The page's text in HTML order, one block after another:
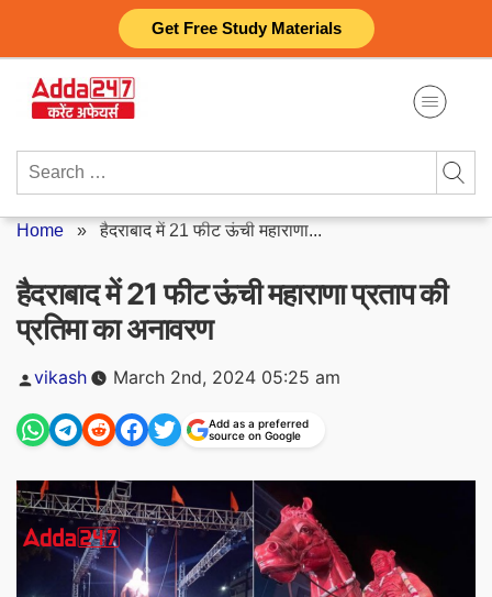
Get Free Study Materials
content
Search
Home »हैदराबाद में 21 फीट ऊंची महाराणा...
हैदराबाद में 21 फीट ऊंची महाराणा प्रताप की
प्रतिमा का अनावरण
Posted
vikash March 2nd, 2024 05:25 am
Add as a preferred
source on Google